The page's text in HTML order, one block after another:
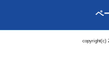
ペ
copyright(c)